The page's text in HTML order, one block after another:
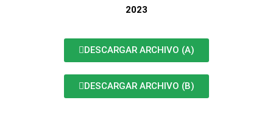
2023
DESCARGAR ARCHIVO (A)
DESCARGAR ARCHIVO (B)